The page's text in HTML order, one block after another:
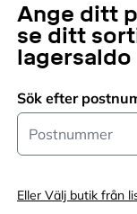
Ange ditt
se ditt
lagersaldo
Sök efter
Postnummer
Eller Välj butik från
FIBO
Våtrumsskiva
Högglans
Utan fräsning
FRÅN Pris 4457
4 457KR
Endast online
Fler